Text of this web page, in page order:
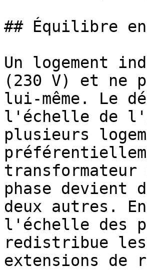
## Équilibre
Un logement
(230 V) et ne
lui-même. Le
l'échelle de
plusieurs
phase devient
deux autres.
l'échelle des
redistribue les
extensions de